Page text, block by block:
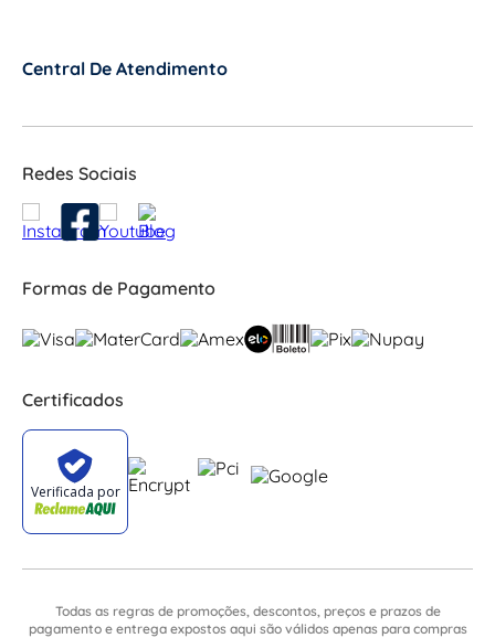
Central De Atendimento
Redes Sociais
Formas de Pagamento
Certificados
Todas as regras de promoções, descontos, preços e prazos de
pagamento e entrega expostos aqui são válidos apenas para compras